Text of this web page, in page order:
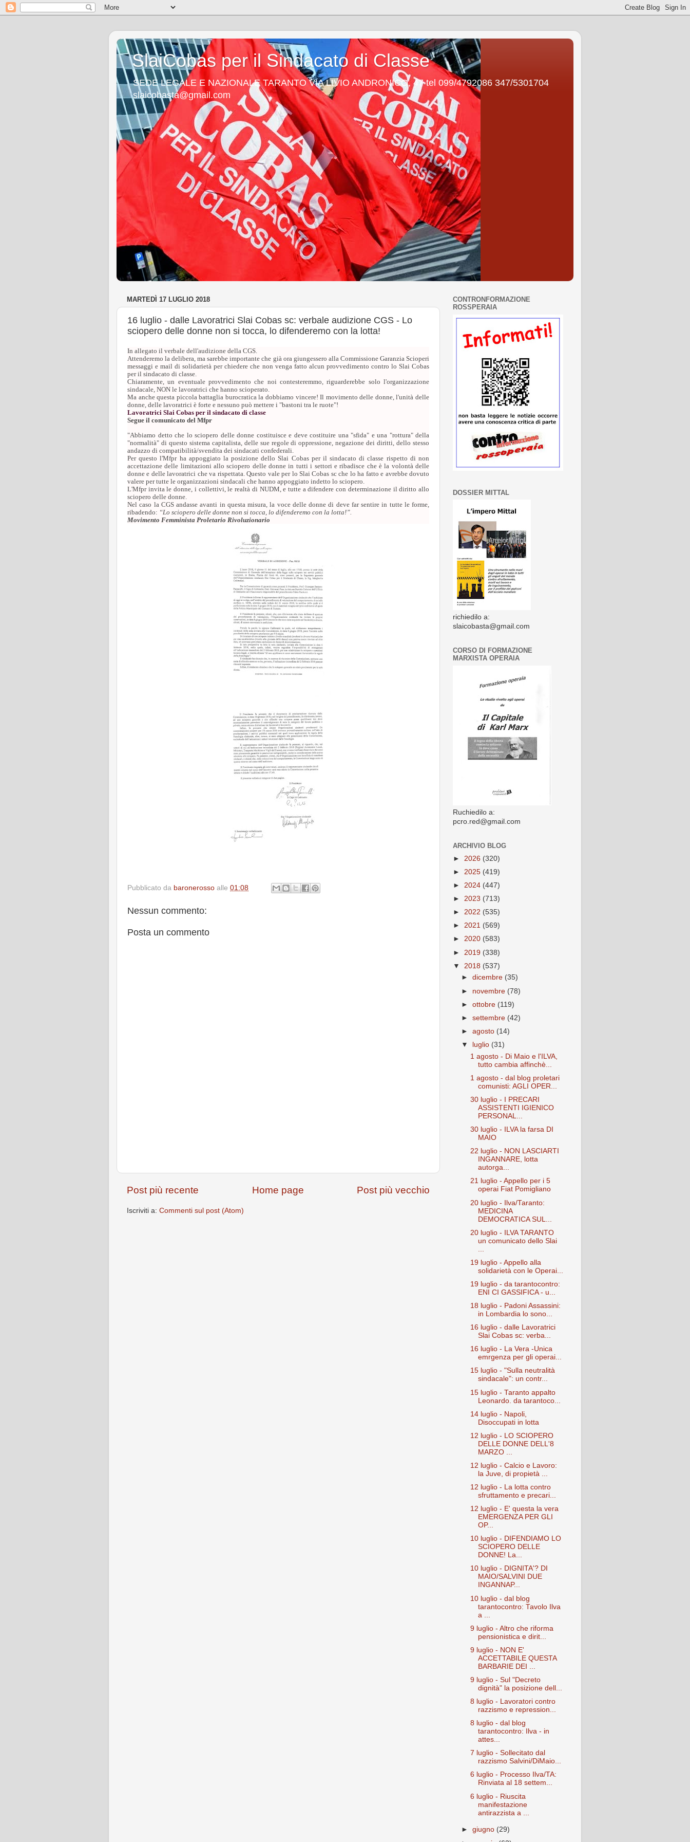
SlaiCobas per il Sindacato di Classe
SEDE LEGALE E NAZIONALE TARANTO VIA LIVIO ANDRONICO, 47 tel 099/4792086 347/5301704
slaicobasta@gmail.com
MARTEDÌ 17 LUGLIO 2018
16 luglio - dalle Lavoratrici Slai Cobas sc: verbale audizione CGS - Lo
sciopero delle donne non si tocca, lo difenderemo con la lotta!
In allegato il verbale dell'audizione della CGS.
Attenderemo la delibera, ma sarebbe importante che già ora giungessero alla Commissione Garanzia Scioperi
messaggi e mail di solidarietà per chiedere che non venga fatto alcun provvedimento contro lo Slai Cobas
per il sindacato di classe.
Chiaramente, un eventuale provvedimento che noi contesteremmo, riguarderebbe solo l'organizzazione
sindacale, NON le lavoratrici che hanno scioperato.
Ma anche questa piccola battaglia burocratica la dobbiamo vincere! Il movimento delle donne, l'unità delle
donne, delle lavoratrici è forte e nessuno può mettere i "bastoni tra le ruote"!
Lavoratrici Slai Cobas per il sindacato di classe
Segue il comunicato del Mfpr
"Abbiamo detto che lo sciopero delle donne costituisce e deve costituire una "sfida" e una "rottura" della
"normalità" di questo sistema capitalista, delle sue regole di oppressione, negazione dei diritti, dello stesso
andazzo di compatibilità/svendita dei sindacati confederali.
Per questo l'Mfpr ha appoggiato la posizione dello Slai Cobas per il sindacato di classe rispetto di non
accettazione delle limitazioni allo sciopero delle donne in tutti i settori e ribadisce che è la volontà delle
donne e delle lavoratrici che va rispettata. Questo vale per lo Slai Cobas sc che lo ha fatto e avrebbe dovuto
valere per tutte le organizzazioni sindacali che hanno appoggiato indetto lo sciopero.
L'Mfpr invita le donne, i collettivi, le realtà di NUDM, e tutte a difendere con determinazione il diritto allo
sciopero delle donne.
Nel caso la CGS andasse avanti in questa misura, la voce delle donne di deve far sentire in tutte le forme,
ribadendo: “Lo sciopero delle donne non si tocca, lo difenderemo con la lotta!”.
Movimento Femminista Proletario Rivoluzionario
Pubblicato da baronerosso alle 01:08
Nessun commento:
Posta un commento
Post più recente Post più vecchio
Home page
Iscriviti a: Commenti sul post (Atom)
CONTRONFORMAZIONE
ROSSPERAIA
DOSSIER MITTAL
richiedilo a:
slaicobasta@gmail.com
CORSO DI FORMAZIONE
MARXISTA OPERAIA
Ruchiedilo a:
pcro.red@gmail.com
ARCHIVIO BLOG
► 2026 (320)
► 2025 (419)
► 2024 (447)
► 2023 (713)
► 2022 (535)
► 2021 (569)
► 2020 (583)
► 2019 (338)
▼ 2018 (537)
►dicembre (35)
► novembre (78)
►ottobre (119)
►settembre (42)
►agosto (14)
▼
luglio (31)
1 agosto - Di Maio e l'ILVA,
tutto cambia affinchè...
1 agosto - dal blog proletari
comunisti: AGLI OPER...
30 luglio - I PRECARI
ASSISTENTI IGIENICO
PERSONAL...
30 luglio - ILVA la farsa DI
MAIO
22 luglio - NON LASCIARTI
INGANNARE, lotta
autorga...
21 luglio - Appello per i 5
operai Fiat Pomigliano
20 luglio - Ilva/Taranto:
MEDICINA
DEMOCRATICA SUL...
20 luglio - ILVA TARANTO
un comunicato dello Slai
19 luglio - Appello alla
solidarietà con le Operai...
19 luglio - da tarantocontro:
ENI CI GASSIFICA - u...
18 luglio - Padoni Assassini:
in Lombardia lo sono...
16 luglio - dalle Lavoratrici
Slai Cobas sc: verba...
16 luglio - La Vera -Unica
emrgenza per gli operai...
15 luglio - "Sulla neutralità
sindacale": un contr...
15 luglio - Taranto appalto
Leonardo. da tarantoco...
14 luglio - Napoli,
Disoccupati in lotta
12 luglio - LO SCIOPERO
DELLE DONNE DELL'8
MARZO ...
12 luglio - Calcio e Lavoro:
la Juve, di propietà ...
12 luglio - La lotta contro
sfruttamento e precari...
12 luglio - E' questa la vera
EMERGENZA PER GLI
OP...
10 luglio - DIFENDIAMO LO
SCIOPERO DELLE
DONNE! La...
10 luglio - DIGNITA'? DI
MAIO/SALVINI DUE
INGANNAP...
10 luglio - dal blog
tarantocontro: Tavolo Ilva
a ...
9 luglio - Altro che riforma
pensionistica e dirit...
9 luglio - NON E'
ACCETTABILE QUESTA
BARBARIE DEI ...
9 luglio - Sul "Decreto
dignità" la posizione dell...
8 luglio - Lavoratori contro
razzismo e repression...
8 luglio - dal blog
tarantocontro: Ilva - in
attes...
7 luglio - Sollecitato dal
razzismo Salvini/DiMaio...
6 luglio - Processo Ilva/TA:
Rinviata al 18 settem...
6 luglio - Riuscita
manifestazione
antirazzista a ...
►giugno (29)